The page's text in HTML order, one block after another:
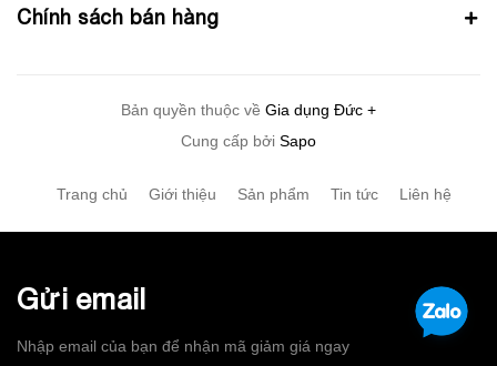
Chính sách bán hàng
Bản quyền thuộc về Gia dụng Đức +
Cung cấp bởi Sapo
Trang chủ Giới thiệu Sản phẩm Tin tức Liên hệ
Gửi email
Nhập email của bạn để nhận mã giảm giá ngay